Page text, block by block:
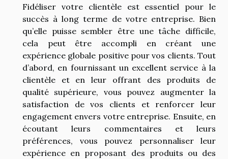
Fidéliser votre clientèle est essentiel pour le
succès à long terme de votre entreprise. Bien
qu’elle puisse sembler être une tâche difficile,
cela peut être accompli en créant une
expérience globale positive pour vos clients. Tout
d’abord, en fournissant un excellent service à la
clientèle et en leur offrant des produits de
qualité supérieure, vous pouvez augmenter la
satisfaction de vos clients et renforcer leur
engagement envers votre entreprise. Ensuite, en
écoutant leurs commentaires et leurs
préférences, vous pouvez personnaliser leur
expérience en proposant des produits ou des